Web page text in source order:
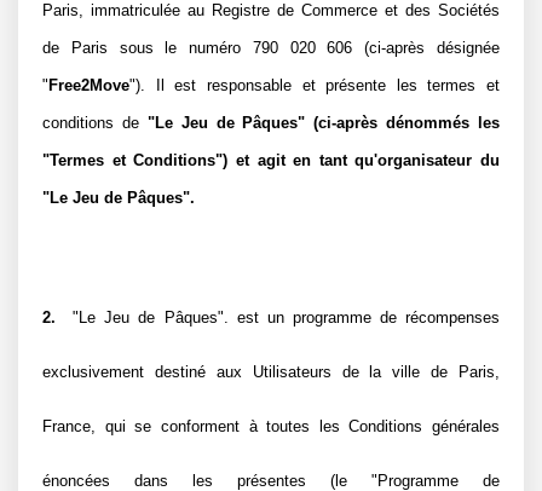
Paris, immatriculée au Registre de Commerce et des Sociétés
de Paris sous le numéro 790 020 606 (ci-après désignée
" Free2Move"). Il est responsable et présente les termes et
conditions de "Le Jeu de Pâques" (ci-après dénommés les
"Termes et Conditions") et agit en tant qu'organisateur du
"Le Jeu de Pâques".
2. "Le Jeu de Pâques". est un programme de récompenses
exclusivement destiné aux Utilisateurs de la ville de Paris,
France, qui se conforment à toutes les Conditions générales
énoncées dans les présentes (le "Programme de